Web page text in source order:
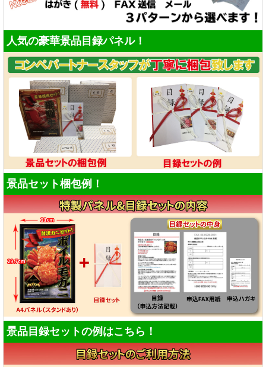
人気の豪華景品目録パネル！
景品セット梱包例！
景品目録セットの例はこちら！